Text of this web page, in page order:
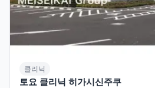
클리닉
토요 클리닉 히가시신주쿠